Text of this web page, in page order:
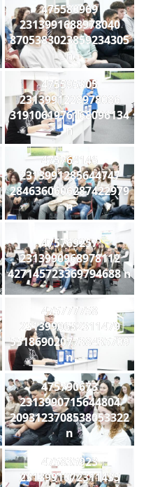
475580969
2313991688978040
8705383023859234305
n
475595305
2313991228978086
3191061976168096134
n
475764146
2313991285644747
2846360606287422979
n
475769257
2313990968978112
427145723369794688 n
475777758
2313990632311479
5518690207738435709
n
475790673
2313990715644804
2093123708538053322
n
475835923
2313991072311435